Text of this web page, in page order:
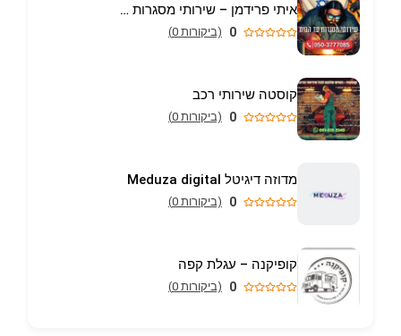
איתי פרידמן – שירותי מסגרות וריתוך עד הבית באריאל
0 (ביקורות 0)
קוסטה שירותי רכב
0 (ביקורות 0)
מדוזה דיגיטל Meduza digital
0 (ביקורות 0)
קופיקנה – עגלת קפה
0 (ביקורות 0)